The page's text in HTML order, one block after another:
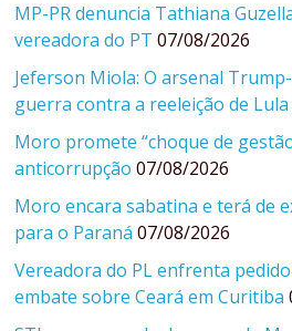
MP-PR denuncia Tathiana
vereadora do PT 07/08/2026
Jeferson Miola: O arsenal
guerra contra a reeleição de Lula
Moro promete “choque de
anticorrupção 07/08/2026
Moro encara sabatina e terá de
para o Paraná 07/08/2026
Vereadora do PL enfrenta
embate sobre Ceará em Curitiba